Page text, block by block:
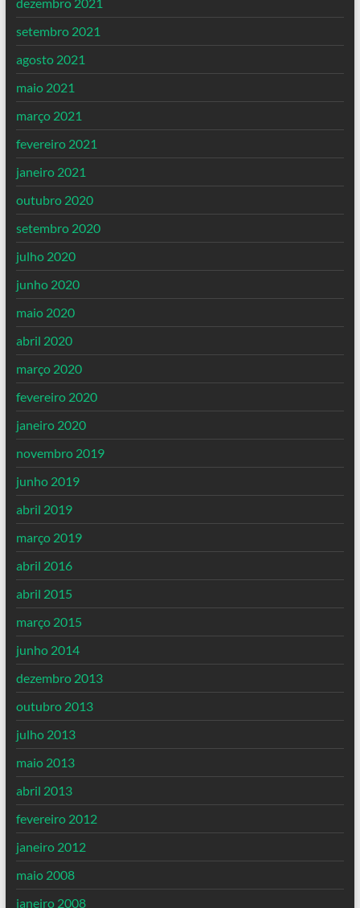
setembro 2021
agosto 2021
maio 2021
março 2021
fevereiro 2021
janeiro 2021
outubro 2020
setembro 2020
julho 2020
junho 2020
maio 2020
abril 2020
março 2020
fevereiro 2020
janeiro 2020
novembro 2019
junho 2019
abril 2019
março 2019
abril 2016
abril 2015
março 2015
junho 2014
dezembro 2013
outubro 2013
julho 2013
maio 2013
abril 2013
fevereiro 2012
janeiro 2012
maio 2008
janeiro 2008